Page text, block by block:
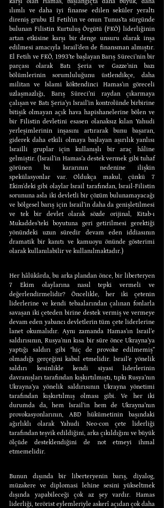
ılımlı ve daha iyi finanse edilen seküler yeraltı
direniş grubu El Fetih’in ve onun Tunus’ta sürgünde
bulunan Filistin Kurtuluş Örgütü (FKÖ) liderliğinin
artan etkisine karşı bir denge unsuru olarak inşa
edilmesi amacıyla İsrail’den de finansman almıştır.
El Fetih ve FKÖ, 1993’te başlayan Barış Süreci’nin bir
parçası olarak Batı Şeria ve Gazze’nin bazı
bölümlerinin sorumluluğunu üstlendikçe, daha
militan ve İslami köktendinci Hamas’ın göreceli
uzlaşmazlığı, Barış Süreci’ni raydan çıkarmaya
çalışan ve Batı Şeria’yı İsrail’in kontrolünde birbirine
bitişik olmayan açık hava hapishanelerine bölen ve
bir Filistin devletini esasen olanaksız kılan Yahudi
yerleşimlerinin inşasını artırarak bunu başaran,
giderek daha etkili olmaya başlayan aşırılık yanlısı
İsrailli gruplar için kullanışlı bir araç hâline
gelmiştir. (İsrail’in Hamas’a destek vermek gibi tuhaf
görünen bu kararının nedenine ilişkin
spekülasyonlar var. Oldukça makul, çünkü 7
Ekim’deki gibi olaylar İsrail tarafından, İsrail-Filistin
sorununa asla iki devletli bir çözüm bulunamayacağı
ve bölgesel barış için İsrail’in daha da genişletilmesi
ve tek bir devlet olarak sözde orijinal, Kitab-ı
Mukaddes’teki boyutuna geri getirilmesi gerektiği
yönündeki uzun süredir devam eden iddiasının
dramatik bir kanıtı ve kamuoyu önünde gösterimi
olarak kullanılabilir ve kullanılmaktadır.)
Her hâlükârda, bu arka plandan önce, bir liberteryen
7 Ekim olaylarına nasıl tepki vermeli ve
değerlendirmelidir? Öncelikle, her iki çetenin
liderlerine ve kendi tebaalarından çalınan fonlarla
savaşan iki çeteden birine destek vermiş ve vermeye
devam eden yabancı devletlerin tüm çete liderlerine
lanet okumalıdır. Aynı zamanda Hamas’ın İsrail’e
saldırısının, Rusya’nın kısa bir süre önce Ukrayna’ya
yaptığı saldırı gibi “hiç de provoke edilmemiş”
olmadığı gerçeğini kabul etmelidir. İsrail’e yönelik
saldırı kesinlikle kendi siyasi liderlerinin
davranışları tarafından kışkırtılmıştı, tıpkı Rusya’nın
Ukrayna’ya yönelik saldırısının Ukrayna yönetimi
tarafından kışkırtılmış olması gibi. Ve her iki
durumda da, hem İsrail’in hem de Ukrayna’nın
provokasyonlarının, ABD hükümetinin başındaki
ağırlıklı olarak Yahudi Neo-con çete liderliği
tarafından teşvik edildiğini, arka çıkıldığını ve büyük
ölçüde desteklendiğini de not etmeyi ihmal
etmemelidir.
Bunun dışında bir liberteryenin barış, diyalog,
müzakere ve diplomasi lehine sesini yükseltmek
dışında yapabileceği çok az şey vardır. Hamas
liderliği, terörist eylemleriyle askerî açıdan çok daha